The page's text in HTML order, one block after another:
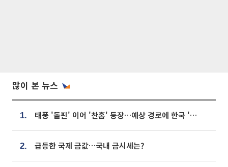
많이 본 뉴스
1. 태풍 '돌핀' 이어 '찬홈' 등장…예상 경로에 한국 '한숨'
2. 급등한 국제 금값…국내 금시세는?